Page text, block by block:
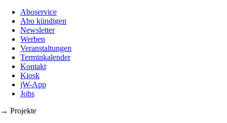
Aboservice
Abo kündigen
Newsletter
Werben
Veranstaltungen
Terminkalender
Kontakt
Kiosk
jW-App
Jobs
→ Projekte